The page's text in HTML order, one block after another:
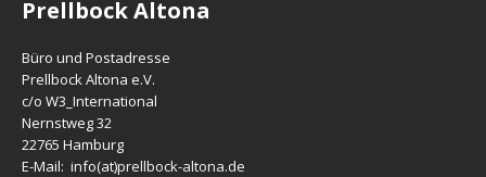
Prellbock Altona
Büro und Postadresse
Prellbock Altona e.V.
c/o W3_International
Nernstweg 32
22765 Hamburg
E-Mail: info(at)prellbock-altona.de